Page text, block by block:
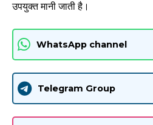
उपयुक्त मानी जाती है।
WhatsApp channel
Telegram Group